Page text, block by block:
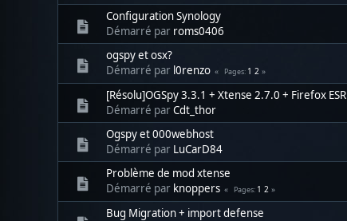
Configuration Synology
Démarré par roms0406
ogspy et osx?
Démarré par l0renzo Pages 1 2
[Résolu]OGSpy 3.3.1 + Xtense 2.7.0 + Firefox ESR
Démarré parCdt_thor
Ogspy et 000webhost
Démarré par LuCarD84
Problème de mod xtense
Démarré par knoppers Pages 1 2
Bug Migration + import defense